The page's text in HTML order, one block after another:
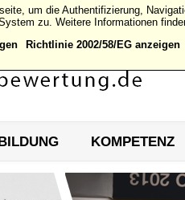
KOMPETENZ
um die Authentifizierung,
zu. Weitere Informationen
Richtlinie 2002/58/EG anzeigen